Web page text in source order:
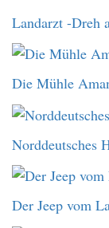
Landarzt -Dreh
Die Mühle
Norddeutsches
Der Jeep vom